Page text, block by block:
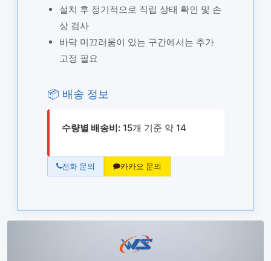
설치 후 정기적으로 직립 상태 확인 및 손
상 검사
바닥 미끄러움이 있는 구간에서는 추가
고정 필요
📦 배송 정보
수량별 배송비:15개 기준 약 14
전화 문의 카카오 문의